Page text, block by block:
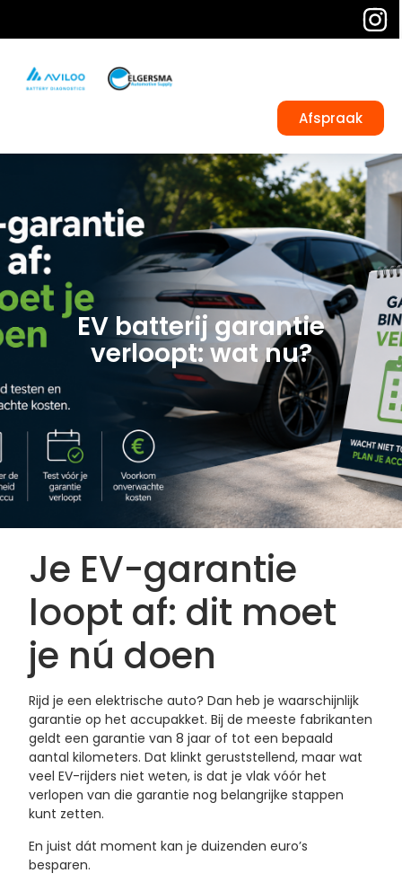
Afspraak
EV batterij garantie
verloopt: wat nu?
Je EV-garantie
loopt af: dit moet
je nú doen
Rijd je een elektrische auto? Dan heb je waarschijnlijk
garantie op het accupakket. Bij de meeste fabrikanten
geldt een garantie van 8 jaar of tot een bepaald
aantal kilometers. Dat klinkt geruststellend, maar wat
veel EV-rijders niet weten, is dat je vlak vóór het
verlopen van die garantie nog belangrijke stappen
kunt zetten.
En juist dát moment kan je duizenden euro’s
besparen.